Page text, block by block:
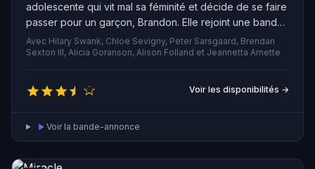
adolescente qui vit mal sa féminité et décide de se faire
passer pour un garçon, Brandon. Elle rejoint une bande
de jeunes marginalisés dans la ville de Falls City et
s'intègre rapidement. Toutefois, elle reste en proie à
une crise d'identité sexuelle qui la torture depuis
toujours. Elle tombe amoureuse de Lana, la petite amie
de John, mais lorsque celui-ci découvre la vérité sur
son identité, il devient meurtrier. Ce film est basé sur une
histoire vraie.
Avec Hilary Swank, Chloë Sevigny, Peter Sarsgaard, Brendan
Sexton III, Alicia Goranson, Alison Folland et Jeannetta Arnette
Voir les disponibilités →
Voir la bande-annonce